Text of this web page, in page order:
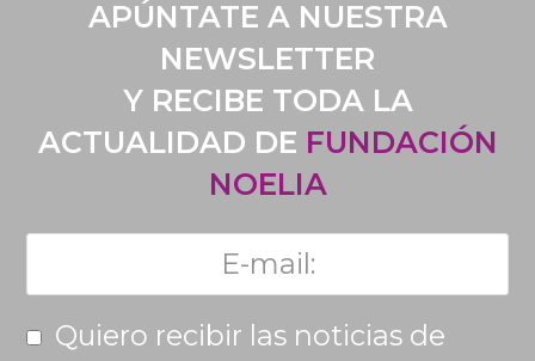
APÚNTATE A NUESTRA
NEWSLETTER
Y RECIBE TODA LA
ACTUALIDAD DE FUNDACIÓN
NOELIA
Quiero recibir las noticias de